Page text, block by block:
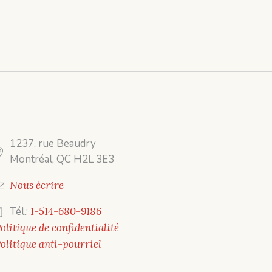
1237, rue Beaudry
Montréal, QC H2L 3E3
Nous écrire
Tél.: 1-514-680-9186
de confidentialité
anti-pourriel